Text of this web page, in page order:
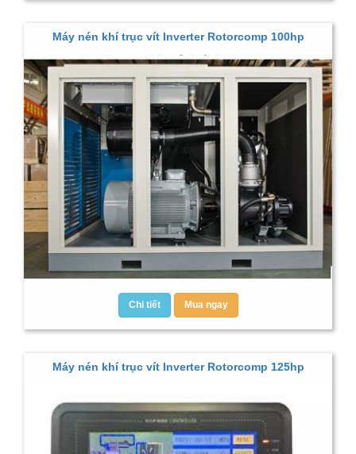
Máy nén khí trục vít Inverter Rotorcomp 100hp
Chi tiết Mua ngay
Máy nén khí trục vít Inverter Rotorcomp 125hp